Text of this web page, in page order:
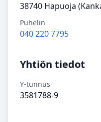
38740 Hapuoja
Puhelin
040 220 7795
Yhtiön tiedot
Y-tunnus
3581788-9